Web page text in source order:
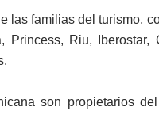
las familias del turismo,
Princess, Riu,
son propietarios